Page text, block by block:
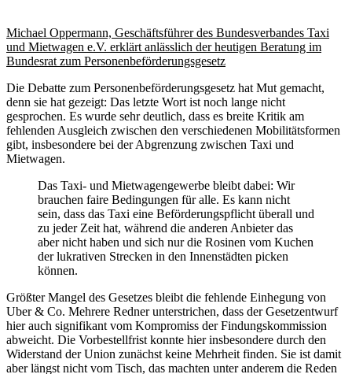
Michael Oppermann, Geschäftsführer des Bundesverbandes Taxi
und Mietwagen e.V. erklärt anlässlich der heutigen Beratung im
Bundesrat zum Personenbeförderungsgesetz
Die Debatte zum Personenbeförderungsgesetz hat Mut gemacht,
denn sie hat gezeigt: Das letzte Wort ist noch lange nicht
gesprochen. Es wurde sehr deutlich, dass es breite Kritik am
fehlenden Ausgleich zwischen den verschiedenen Mobilitätsformen
gibt, insbesondere bei der Abgrenzung zwischen Taxi und
Mietwagen.
Das Taxi- und Mietwagengewerbe bleibt dabei: Wir
brauchen faire Bedingungen für alle. Es kann nicht
sein, dass das Taxi eine Beförderungspflicht überall und
zu jeder Zeit hat, während die anderen Anbieter das
aber nicht haben und sich nur die Rosinen vom Kuchen
der lukrativen Strecken in den Innenstädten picken
können.
Größter Mangel des Gesetzes bleibt die fehlende Einhegung von
Uber & Co. Mehrere Redner unterstrichen, dass der Gesetzentwurf
hier auch signifikant vom Kompromiss der Findungskommission
abweicht. Die Vorbestellfrist konnte hier insbesondere durch den
Widerstand der Union zunächst keine Mehrheit finden. Sie ist damit
aber längst nicht vom Tisch, das machten unter anderem die Reden